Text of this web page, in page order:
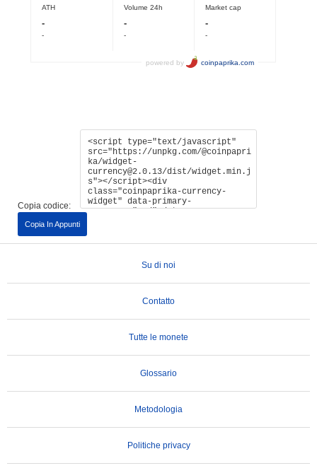
Copia codice:
Copia In Appunti
Su di noi
Contatto
Tutte le monete
Glossario
Metodologia
Politiche privacy